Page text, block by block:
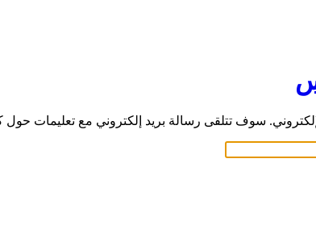
سوف تتلقى رسالة بريد إلكتروني مع تعليمات حول